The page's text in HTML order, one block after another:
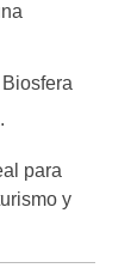
para
y